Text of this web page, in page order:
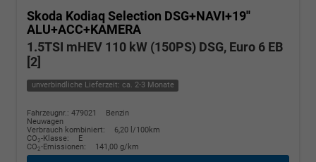
Skoda Kodiaq Selection DSG+NAVI+19''
ALU+ACC+KAMERA
1.5TSI mHEV 110 kW (150PS) DSG, Euro 6 EB
[2]
unverbindliche Lieferzeit: ca. 2-3 Monate
Fahrzeugnr.: 479021
Benzin
Neuwagen
Verbrauch kombiniert:
6,20 l/100km
CO2-Klasse:
E
CO2-Emissionen: 141,00 g/km